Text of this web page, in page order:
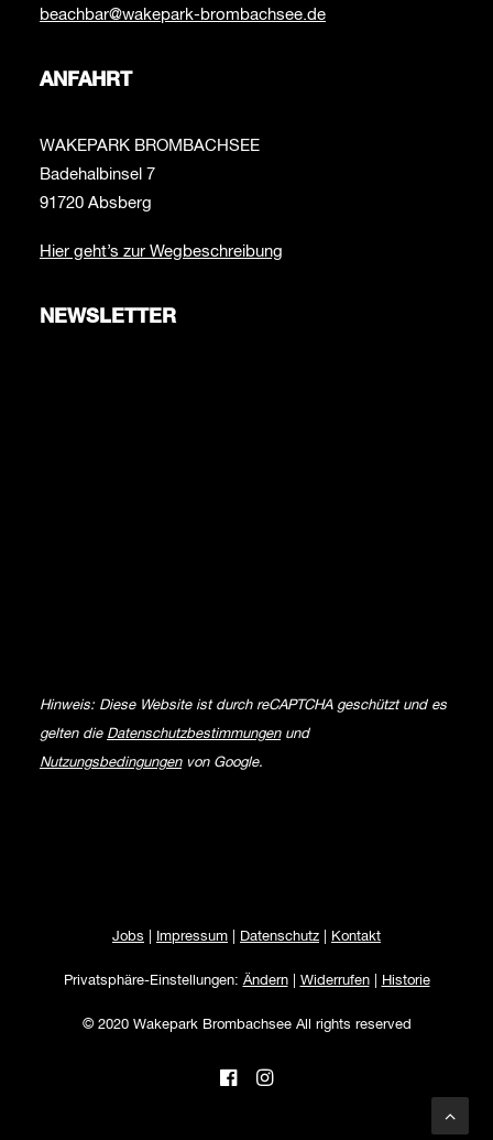
beachbar@wakepark-brombachsee.de
ANFAHRT
WAKEPARK BROMBACHSEE
Badehalbinsel 7
91720 Absberg
Hier geht’s zur Wegbeschreibung
NEWSLETTER
Hinweis: Diese Website ist durch reCAPTCHA geschützt und es
gelten die Datenschutzbestimmungenund
Nutzungsbedingungenvon Google.
Jobs Impressum Datenschutz Kontakt
Privatsphäre-Einstellungen: Ändern| Widerrufen| Historie
© 2020 Wakepark Brombachsee All rights reserved